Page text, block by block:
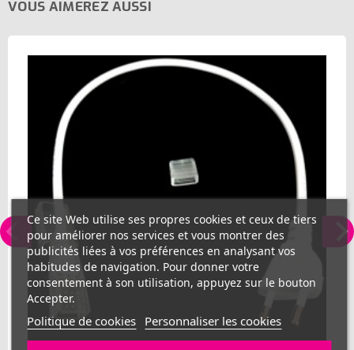
VOUS AIMEREZ AUSSI
Ce site Web utilise ses propres cookies et ceux de tiers
pour améliorer nos services et vous montrer des
publicités liées à vos préférences en analysant vos
habitudes de navigation. Pour donner votre
consentement à son utilisation, appuyez sur le bouton
Accepter.
Politique de cookies Personnaliser les cookies